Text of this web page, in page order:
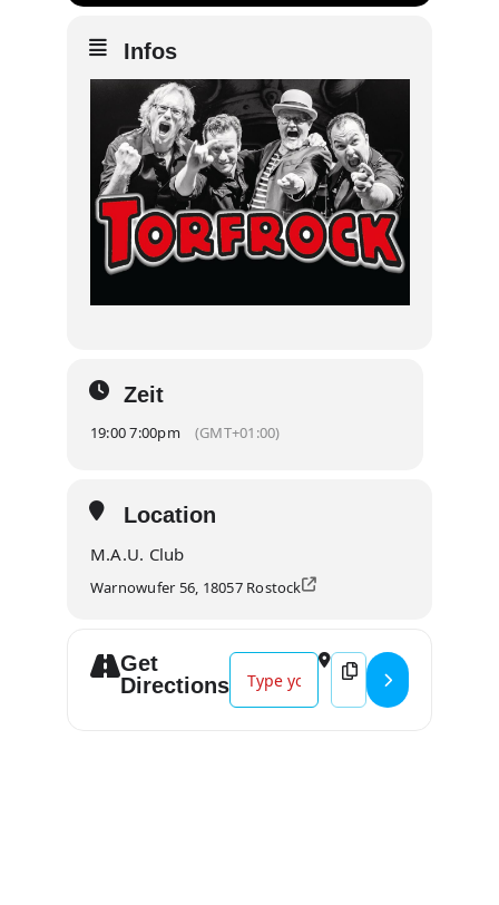
Infos
Zeit
19:00 7:00pm (GMT+01:00)
Location
M.A.U. Club
Warnowufer 56, 18057 Rostock
Get
Directions
Address - TORFROCK 32 Jahre
Destination Address -